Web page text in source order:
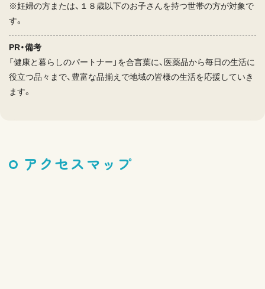
※妊婦の方または、１８歳以下のお子さんを持つ世帯の方が対象で
す。
PR・備考
「健康と暮らしのパートナー」を合言葉に、医薬品から毎日の生活に
役立つ品々まで、豊富な品揃えで地域の皆様の生活を応援していき
ます。
アクセスマップ